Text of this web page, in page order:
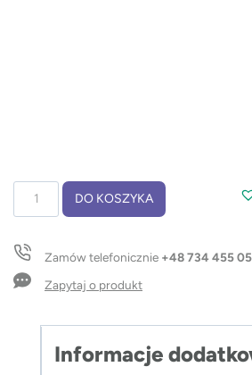
ilość
YORK
A4
DO KOSZYKA
Zamów telefonicznie +48 734 455
Zapytaj o produkt
Informacje